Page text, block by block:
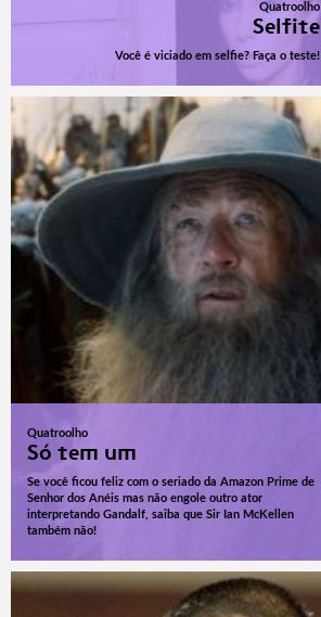
Quatroolho
Selfite
Você é viciado em selfie? Faça o teste!
Quatroolho
Só tem um
Se você ficou feliz com o seriado da Amazon Prime de
Senhor dos Anéis mas não engole outro ator
interpretando Gandalf, saiba que Sir Ian McKellen
também não!